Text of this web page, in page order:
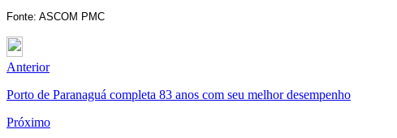
Fonte: ASCOM PMC
Anterior
Porto de Paranaguá completa 83 anos com seu melhor desempenho
Próximo